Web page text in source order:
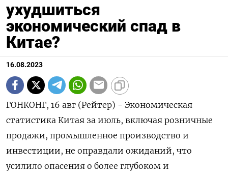
ухудшиться
экономический спад в
Китае?
16.08.2023
ГОНКОНГ, 16 авг (Рейтер) - Экономическая
статистика Китая за июль, включая розничные
продажи, промышленное производство и
инвестиции, не оправдали ожиданий, что
усилило опасения о более глубоком и